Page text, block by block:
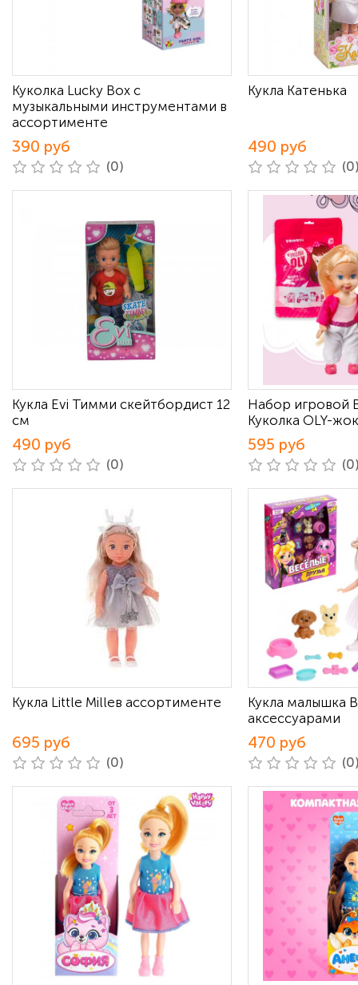
Куколка Lucky Box с
музыкальными инструментами в
ассортименте
390 руб
(0)
Кукла Катенька
490 руб
Кукла Evi Тимми скейтбордист 12
см
490 руб
(0)
Набор игровой
Куколка OLY-
595 руб
Кукла Little Milleв ассортименте
695 руб
(0)
Кукла малышка
аксессуарами
470 руб